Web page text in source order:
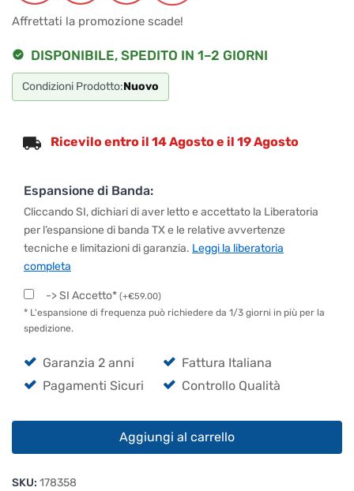
Affrettati la promozione scade!
DISPONIBILE, SPEDITO IN 1–2 GIORNI
Condizioni Prodotto:Nuovo
Ricevilo entro il 14 Agosto e il 19 Agosto
Espansione di Banda:
Cliccando SI, dichiari di aver letto e accettato la Liberatoria
per l’espansione di banda TX e le relative avvertenze
tecniche e limitazioni di garanzia. Leggi la liberatoria
completa
-> SI Accetto* (+€59.00)
* L'espansione di frequenza può richiedere da 1/3 giorni in più per la
spedizione.
Garanzia 2 anni
Fattura Italiana
Pagamenti Sicuri
Controllo Qualità
MK2
Aggiungi al carrello
SKU: 178358